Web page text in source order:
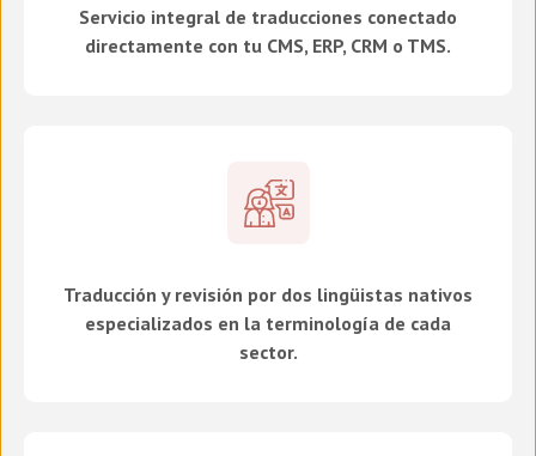
Servicio integral de traducciones conectado
directamente con tu CMS, ERP, CRM o TMS.
Traducción y revisión por dos lingüistas nativos
especializados en la terminología de cada
sector.